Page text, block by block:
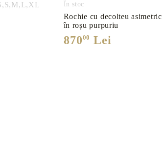
Cămăși
S,M,L,XL În stoc
Rochie cu decolteu asimetric
în roșu purpuriu
87000 Lei